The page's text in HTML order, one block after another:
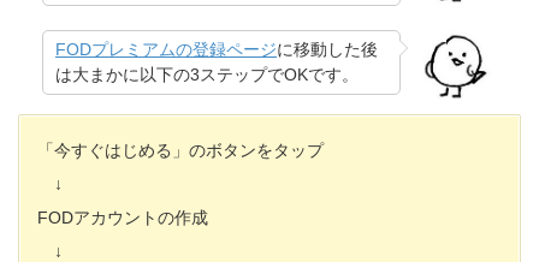
FODプレミアムの登録ページに移動した後
は大まかに以下の3ステップでOKです。
「今すぐはじめる」のボタンをタップ
↓
FODアカウントの作成
↓